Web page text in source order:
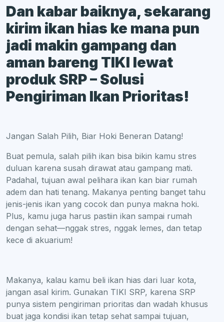
Dan kabar baiknya, sekarang
kirim ikan hias ke mana pun
jadi makin gampang dan
aman bareng TIKI lewat
produk SRP – Solusi
Pengiriman Ikan Prioritas!
Jangan Salah Pilih, Biar Hoki Beneran Datang!
Buat pemula, salah pilih ikan bisa bikin kamu stres
duluan karena susah dirawat atau gampang mati.
Padahal, tujuan awal pelihara ikan kan biar rumah
adem dan hati tenang. Makanya penting banget tahu
jenis-jenis ikan yang cocok dan punya makna hoki.
Plus, kamu juga harus pastiin ikan sampai rumah
dengan sehat—nggak stres, nggak lemes, dan tetap
kece di akuarium!
Makanya, kalau kamu beli ikan hias dari luar kota,
jangan asal kirim. Gunakan TIKI SRP, karena SRP
punya sistem pengiriman prioritas dan wadah khusus
buat jaga kondisi ikan tetap sehat sampai tujuan,